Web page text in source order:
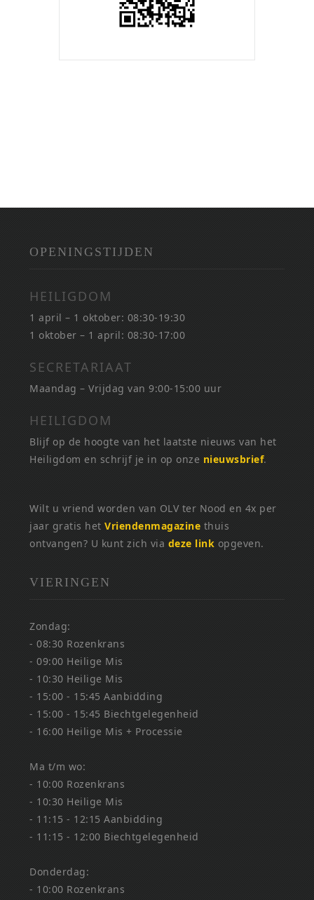
OPENINGSTIJDEN
HEILIGDOM
1 april – 1 oktober: 08:30-19:30
1 oktober – 1 april: 08:30-17:00
SECRETARIAAT
Maandag – Vrijdag van 9:00-15:00 uur
HEILIGDOM
Blijf op de hoogte van het laatste nieuws van het
Heiligdom en schrijf je in op onze nieuwsbrief.
Wilt u vriend worden van OLV ter Nood en 4x per
jaar gratis hetVriendenmagazine thuis
ontvangen? U kunt zich via deze link opgeven.
VIERINGEN
Zondag:
- 08:30 Rozenkrans
- 09:00 Heilige Mis
- 10:30 Heilige Mis
- 15:00 - 15:45 Aanbidding
- 15:00 - 15:45 Biechtgelegenheid
- 16:00 Heilige Mis + Processie
Ma t/m wo:
- 10:00 Rozenkrans
- 10:30 Heilige Mis
- 11:15 - 12:15 Aanbidding
- 11:15 - 12:00 Biechtgelegenheid
Donderdag:
- 10:00 Rozenkrans